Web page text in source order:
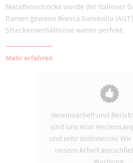
Marathonstrecke wurde der Italiener
Damen gewann Bianca Somavilla
Streckenverhältnisse waren perfekt.
Mehr erfahren
Vereinsarbeit und
sind uns eine
und sehr zeitintensiv.
unsere Arbeit